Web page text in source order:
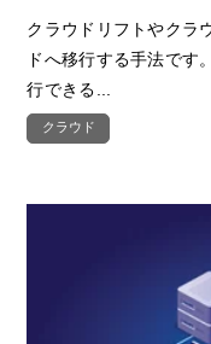
クラウドリフトやクラ
ドへ移行する手法です
行できる...
クラウド